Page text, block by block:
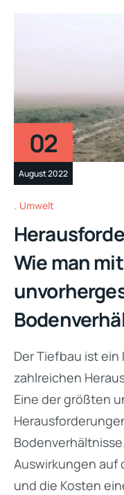
02
August 2022
Umwelt
Wie man mit
Der Tiefbau ist ein
zahlreichen
Eine der größten
Auswirkungen auf
und die Kosten